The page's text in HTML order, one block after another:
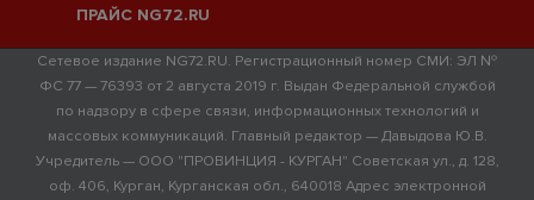
ПРАЙС NG72.RU
Сетевое издание NG72.RU. Регистрационный номер СМИ: ЭЛ №
ФС 77 — 76393 от 2 августа 2019 г. Выдан Федеральной службой
по надзору в сфере связи, информационных технологий и
массовых коммуникаций. Главный редактор — Давыдова Ю.В.
Учредитель — ООО "ПРОВИНЦИЯ - КУРГАН" Советская ул., д. 128,
оф. 406, Курган, Курганская обл., 640018 Адрес электронной